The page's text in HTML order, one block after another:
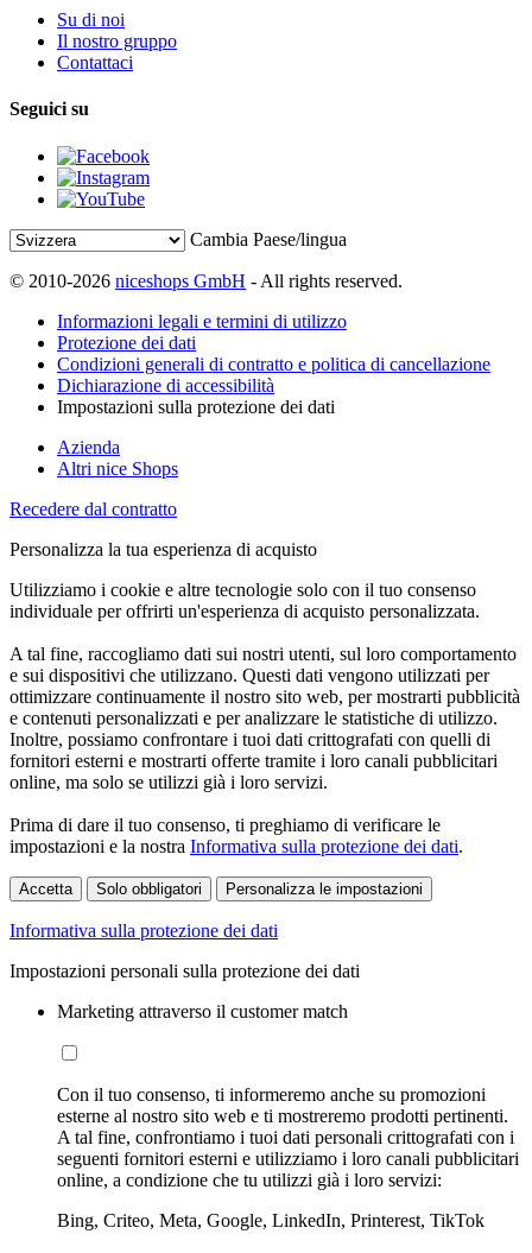
Su di noi
Il nostro gruppo
Contattaci
Seguici su
Cambia Paese/lingua
© 2010-2026 niceshops GmbH - All rights reserved.
Informazioni legali e termini di utilizzo
Protezione dei dati
Condizioni generali di contratto e politica di cancellazione
Dichiarazione di accessibilità
Impostazioni sulla protezione dei dati
Azienda
Altri nice Shops
Recedere dal contratto
Personalizza la tua esperienza di acquisto
Utilizziamo i cookie e altre tecnologie solo con il tuo consenso
individuale per offrirti un'esperienza di acquisto personalizzata.
A tal fine, raccogliamo dati sui nostri utenti, sul loro comportamento
e sui dispositivi che utilizzano. Questi dati vengono utilizzati per
ottimizzare continuamente il nostro sito web, per mostrarti pubblicità
e contenuti personalizzati e per analizzare le statistiche di utilizzo.
Inoltre, possiamo confrontare i tuoi dati crittografati con quelli di
fornitori esterni e mostrarti offerte tramite i loro canali pubblicitari
online, ma solo se utilizzi già i loro servizi.
Prima di dare il tuo consenso, ti preghiamo di verificare le
impostazioni e la nostra Informativa sulla protezione dei dati.
Accetta Solo obbligatori Personalizza le impostazioni
Informativa sulla protezione dei dati
Impostazioni personali sulla protezione dei dati
Marketing attraverso il customer match
Con il tuo consenso, ti informeremo anche su promozioni
esterne al nostro sito web e ti mostreremo prodotti pertinenti.
A tal fine, confrontiamo i tuoi dati personali crittografati con i
seguenti fornitori esterni e utilizziamo i loro canali pubblicitari
online, a condizione che tu utilizzi già i loro servizi:
Bing, Criteo, Meta, Google, LinkedIn, Printerest, TikTok